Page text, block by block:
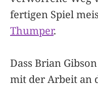
fertigen Spiel
Thumper.
Dass Brian
mit der Arbeit an